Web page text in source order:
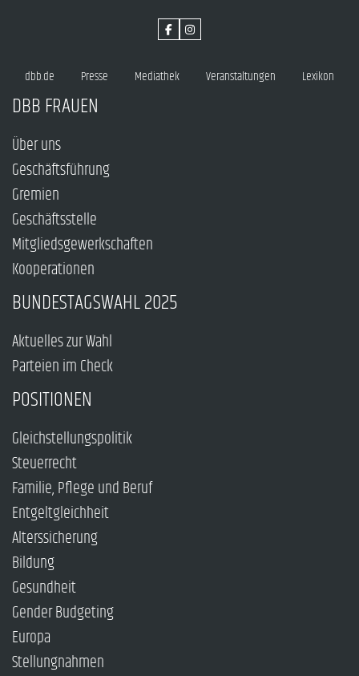
dbb.de Presse Mediathek Veranstaltungen Lexikon
DBB FRAUEN
Über uns
Geschäftsführung
Gremien
Geschäftsstelle
Mitgliedsgewerkschaften
Kooperationen
BUNDESTAGSWAHL 2025
Aktuelles zur Wahl
Parteien im Check
POSITIONEN
Gleichstellungspolitik
Steuerrecht
Familie, Pflege und Beruf
Entgeltgleichheit
Alterssicherung
Bildung
Gesundheit
Gender Budgeting
Europa
Stellungnahmen